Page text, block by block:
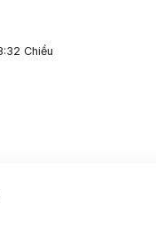
Chiều